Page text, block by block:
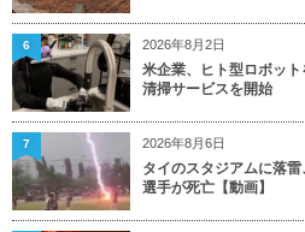
2026年8月2日
米企業、ヒト型ロボッ
清掃サービスを開始
6
2026年8月6日
タイのスタジアムに落
選手が死亡【動画】
7